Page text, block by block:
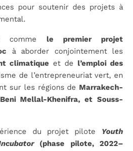
pour soutenir des projets à
comme le premier projet
à aborder conjointement les
climatique et de l’emploi des
de l’entrepreneuriat vert, en
sur les régions de Marrakech-
Mellal-Khenifra, et Souss-
du projet pilote Youth
(phase pilote, 2022–